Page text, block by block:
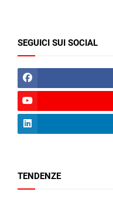
SEGUICI SUI SOCIAL
TENDENZE